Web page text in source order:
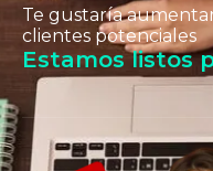
Te gustaría
clientes potenciales
Estamos listos